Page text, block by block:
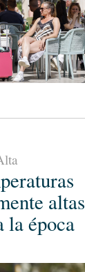
altas
la época